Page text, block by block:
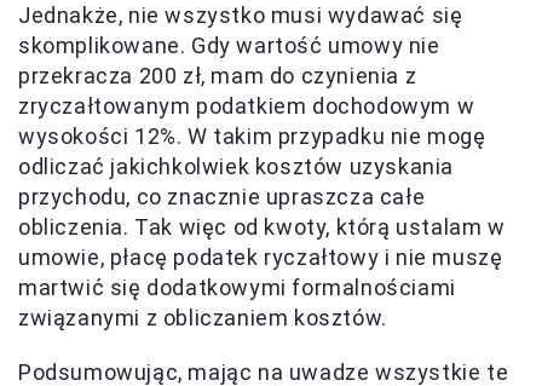
Jednakże, nie wszystko musi wydawać się
skomplikowane. Gdy wartość umowy nie
przekracza 200 zł, mam do czynienia z
zryczałtowanym podatkiem dochodowym w
wysokości 12%. W takim przypadku nie mogę
odliczać jakichkolwiek kosztów uzyskania
przychodu, co znacznie upraszcza całe
obliczenia. Tak więc od kwoty, którą ustalam w
umowie, płacę podatek ryczałtowy i nie muszę
martwić się dodatkowymi formalnościami
związanymi z obliczaniem kosztów.
Podsumowując, mając na uwadze wszystkie te